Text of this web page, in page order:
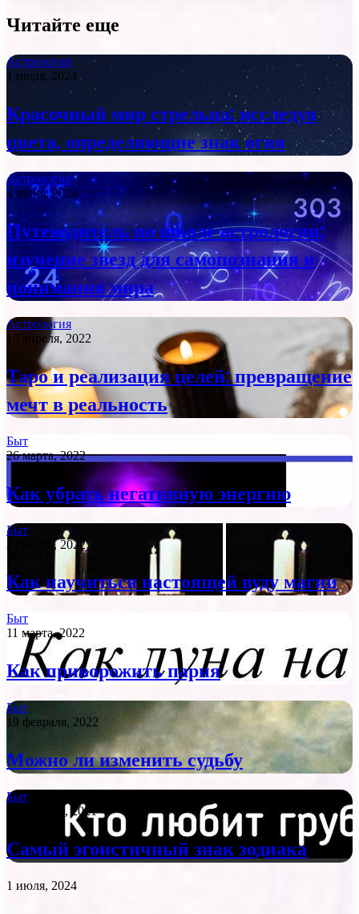
Читайте еще
Астрология
1 июля, 2024
Красочный мир стрельца: исследуя
цвета, определяющие знак огня
Астрология
4 июня, 2024
Путеводитель по школе астрологии:
изучение звезд для самопознания и
понимания мира
Астрология
15 апреля, 2022
Таро и реализация целей: превращение
мечт в реальность
Быт
26 марта, 2022
Как убрать негативную энергию
Быт
24 марта, 2022
Как научиться настоящей вуду магии
Быт
11 марта, 2022
Как приворожить парня
Быт
19 февраля, 2022
Можно ли изменить судьбу
Быт
21 декабря, 2021
Самый эгоистичный знак зодиака
1 июля, 2024